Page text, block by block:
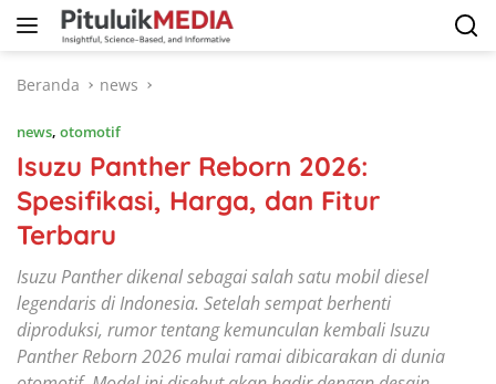
Langsung
Beranda
news
news, otomotif
Isuzu Panther Reborn 2026:
Spesifikasi, Harga, dan Fitur
Terbaru
Isuzu Panther dikenal sebagai salah satu mobil diesel
legendaris di Indonesia. Setelah sempat berhenti
diproduksi, rumor tentang kemunculan kembali Isuzu
Panther Reborn 2026 mulai ramai dibicarakan di dunia